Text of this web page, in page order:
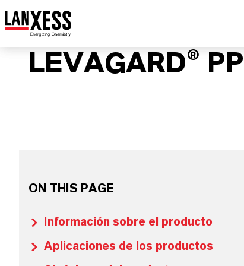
LEVAGARD® PP
ON THIS PAGE
Información sobre el producto
Aplicaciones de los productos